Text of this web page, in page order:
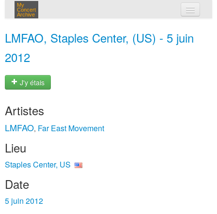
My
Concert
Archive
LMFAO, Staples Center, (US) - 5 juin
2012
J'y étais
Artistes
LMFAO, Far East Movement
Lieu
Staples Center, US
Date
5 juin 2012